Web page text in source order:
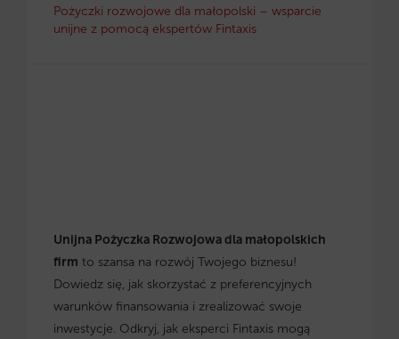
Pożyczki rozwojowe dla małopolski – wsparcie
unijne z pomocą ekspertów Fintaxis
Unijna Pożyczka Rozwojowa dla małopolskich
firm to szansa na rozwój Twojego biznesu!
Dowiedz się, jak skorzystać z preferencyjnych
warunków finansowania i zrealizować swoje
inwestycje. Odkryj, jak eksperci Fintaxis mogą